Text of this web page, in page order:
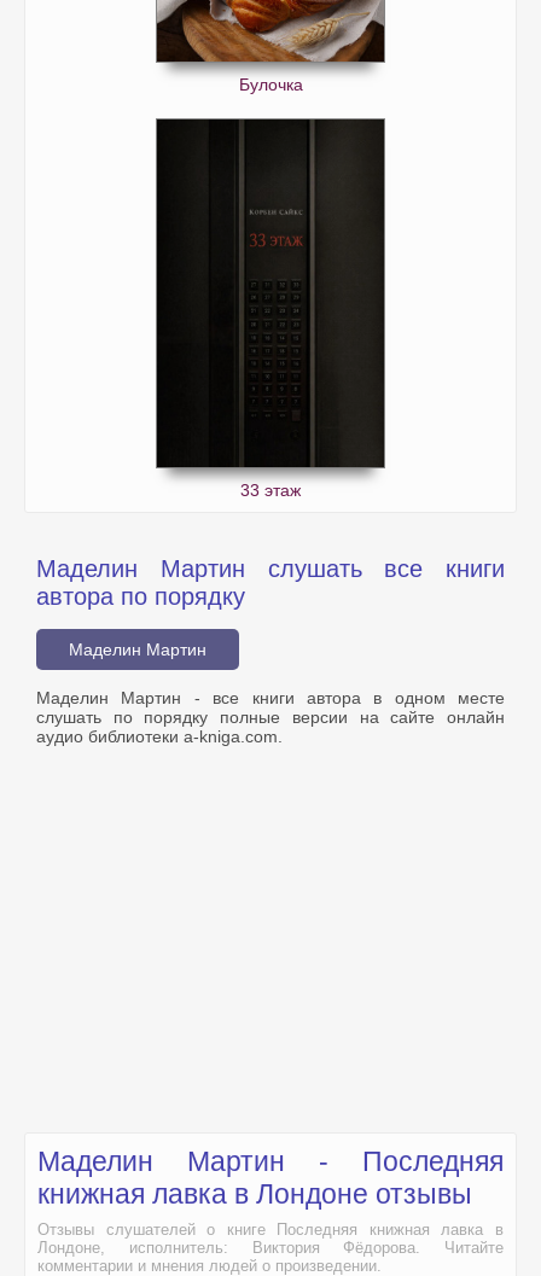
Булочка
33 этаж
Маделин Мартин слушать все книги
автора по порядку
Маделин Мартин
Маделин Мартин - все книги автора в одном месте
слушать по порядку полные версии на сайте онлайн
аудио библиотеки a-kniga.com.
Маделин Мартин - Последняя
книжная лавка в Лондоне отзывы
Отзывы слушателей о книге Последняя книжная лавка в
Лондоне, исполнитель: Виктория Фёдорова. Читайте
комментарии и мнения людей о произведении.